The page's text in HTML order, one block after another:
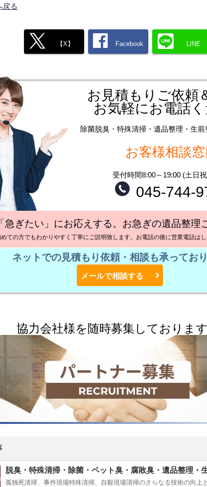
戻る
【X】 Facebook LINE
お見積もりご依頼
お気軽にお電話
除菌脱臭・特殊清掃・遺品整理・生
お客様相談窓
受付時間8:00～19:00 (土日
045-744-
「急ぎたい」にお応えする。お急ぎの遺品整理
ての方でもわかりやすく丁寧にご説明致します。お電話の後に営業電話はし
ネットでの見積もり依頼・相談も承ってお
メールで相談する
協力会社様を随時募集しております
脱臭・特殊清掃・除菌・ペット臭・腐敗臭・遺品整理・
孤独死清掃、事件現場特殊清掃、自殺現場清掃のさらなる技術の向上